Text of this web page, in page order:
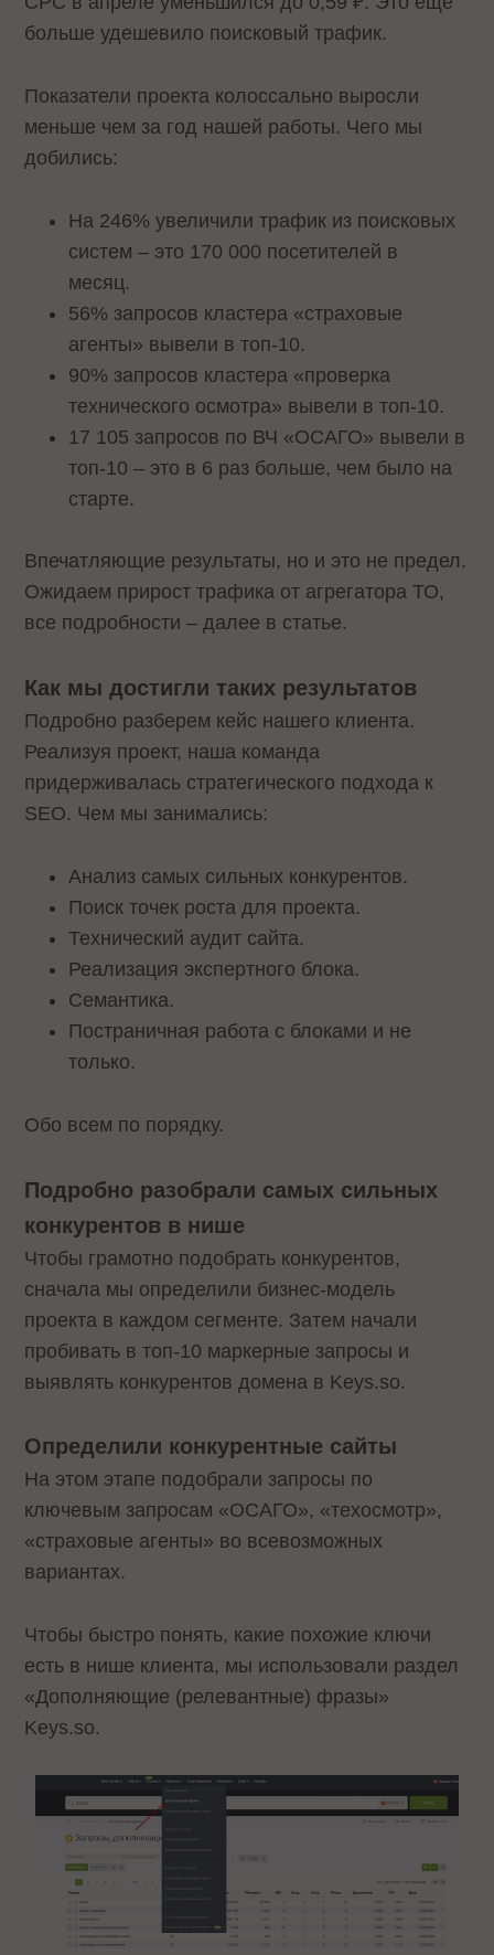
больше удешевило поисковый трафик.
Показатели проекта колоссально выросли
меньше чем за год нашей работы. Чего мы
добились:
На 246% увеличили трафик из поисковых
систем – это 170 000 посетителей в
месяц.
56% запросов кластера «страховые
агенты» вывели в топ-10.
90% запросов кластера «проверка
технического осмотра» вывели в топ-10.
17 105 запросов по ВЧ «ОСАГО» вывели в
топ-10 – это в 6 раз больше, чем было на
старте.
Впечатляющие результаты, но и это не предел.
Ожидаем прирост трафика от агрегатора ТО,
все подробности – далее в статье.
Как мы достигли таких результатов
Подробно разберем кейс нашего клиента.
Реализуя проект, наша команда
придерживалась стратегического подхода к
SEO. Чем мы занимались:
Анализ самых сильных конкурентов.
Поиск точек роста для проекта.
Технический аудит сайта.
Реализация экспертного блока.
Семантика.
Постраничная работа с блоками и не
только.
Обо всем по порядку.
Подробно разобрали самых сильных
конкурентов в нише
Чтобы грамотно подобрать конкурентов,
сначала мы определили бизнес-модель
проекта в каждом сегменте. Затем начали
пробивать в топ-10 маркерные запросы и
выявлять конкурентов домена в Keys.so.
Определили конкурентные сайты
На этом этапе подобрали запросы по
ключевым запросам «ОСАГО», «техосмотр»,
«страховые агенты» во всевозможных
вариантах.
Чтобы быстро понять, какие похожие ключи
есть в нише клиента, мы использовали раздел
«Дополняющие (релевантные) фразы»
Keys.so.